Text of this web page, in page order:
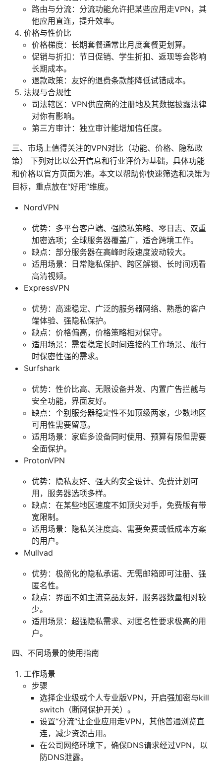
路由与分流：分流功能允许把某些应用走VPN，其
他应用直连，提升效率。
价格与性价比
价格梯度：长期套餐通常比月度套餐更划算。
促销与折扣：节日促销、学生折扣、返现等会影响
长期成本。
退款政策：友好的退费条款能降低试错成本。
法规与合规性
司法辖区：VPN供应商的注册地及其数据披露法律
对你有影响。
第三方审计：独立审计能增加信任度。
三、市场上值得关注的VPN对比（功能、价格、隐私政
策） 下列对比以公开信息和行业评价为基础，具体功能
和价格以官方页面为准。本文以帮助你快速筛选和决策为
目标，重点放在“好用”维度。
NordVPN
优势：多平台客户端、强隐私策略、零日志、双重
加密选项；全球服务器覆盖广，适合跨境工作。
缺点：部分服务器在高峰时段速度波动较大。
适用场景：日常隐私保护、跨区解锁、长时间观看
高清视频。
ExpressVPN
优势：高速稳定、广泛的服务器网络、熟悉的客户
端体验、强隐私保护。
缺点：价格偏高，价格策略相对保守。
适用场景：需要稳定长时间连接的工作场景、旅行
时保密性强的需求。
Surfshark
优势：性价比高、无限设备并发、内置广告拦截与
安全功能，界面友好。
缺点：个别服务器稳定性不如顶级两家，少数地区
可用性需要留意。
适用场景：家庭多设备同时使用、预算有限但需要
全面保护。
ProtonVPN
优势：隐私友好、强大的安全设计、免费计划可
用，服务器选项多样。
缺点：在某些地区速度不如顶尖对手，免费版有带
宽限制。
适用场景：隐私关注度高、需要免费或低成本方案
的用户。
Mullvad
优势：极简化的隐私承诺、无需邮箱即可注册、强
匿名性。
缺点：界面不如主流竞品友好，服务器数量相对较
少。
适用场景：超强隐私需求、对匿名性要求极高的用
户。
四、不同场景的使用指南
工作场景
步骤
选择企业级或个人专业版VPN，开启强加密与kill
switch（断网保护开关）。
设置“分流”让企业应用走VPN，其他普通浏览直
连，减少资源占用。
在公司网络环境下，确保DNS请求经过VPN，以
防DNS泄露。